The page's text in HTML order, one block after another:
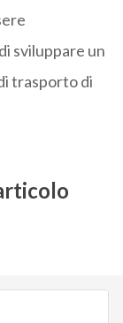
sviluppare un
trasporto di